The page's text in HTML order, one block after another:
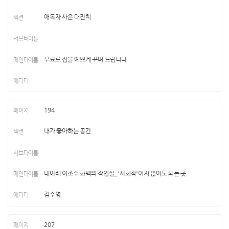
애독자 사은 대잔치
무료로 집을 예쁘게 꾸며 드립니다
194
내가 좋아하는 공간
내아래 이조수 화백의 작업실_'사회적'이지 않아도 되는 곳
김수영
207